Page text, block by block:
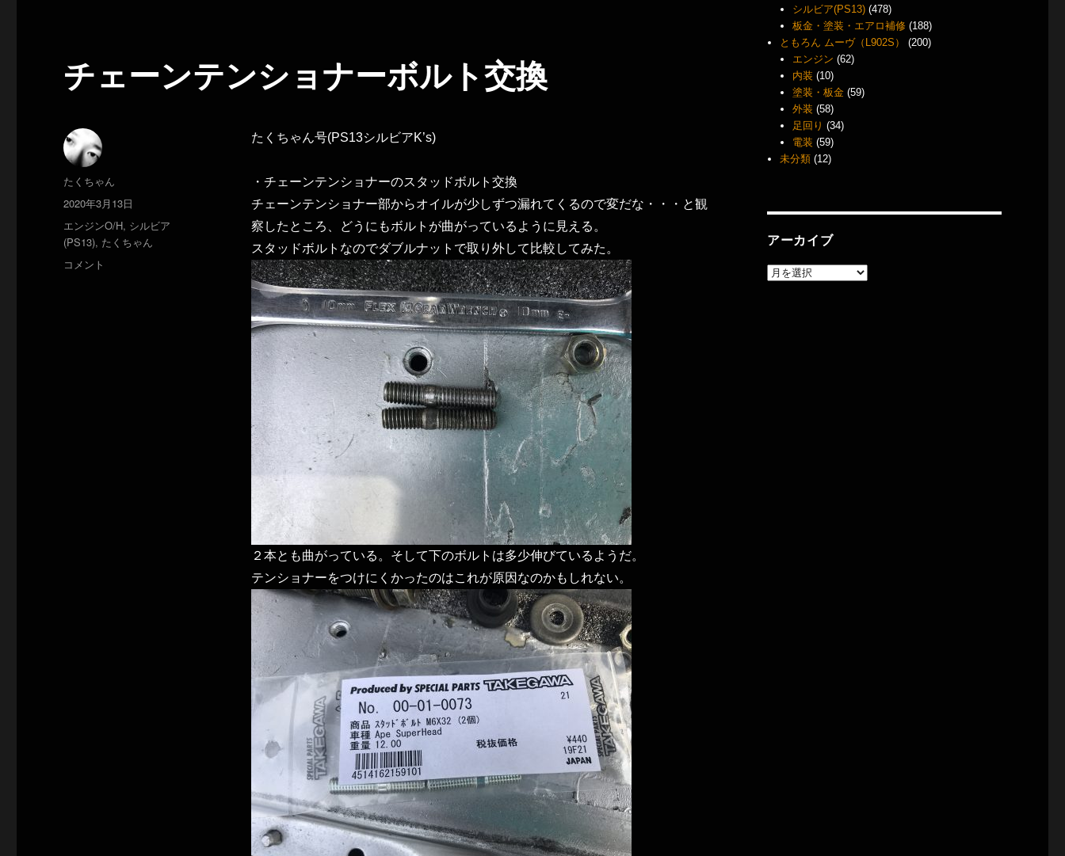
チェーンテンショナーボルト交換
たくちゃん号(PS13シルビアK’s)
・チェーンテンショナーのスタッドボルト交換
チェーンテンショナー部からオイルが少しずつ漏れてくるので変だな・・・と観
察したところ、どうにもボルトが曲がっているように見える。
スタッドボルトなのでダブルナットで取り外して比較してみた。
２本とも曲がっている。そして下のボルトは多少伸びているようだ。
テンショナーをつけにくかったのはこれが原因なのかもしれない。
投
稿
たくちゃん
投
日:
2020年3月13日
カ
テ
エンジンO/H, シルビア
(PS13), たくちゃん
チ
コメント
シルビア(PS13) (478)
板金・塗装・エアロ補修 (188)
ともろん ムーヴ（L902S）
(200)
エンジン (62)
内装 (10)
塗装・板金 (59)
外装 (58)
足回り (34)
電装 (59)
未分類 (12)
アーカイブ
ア